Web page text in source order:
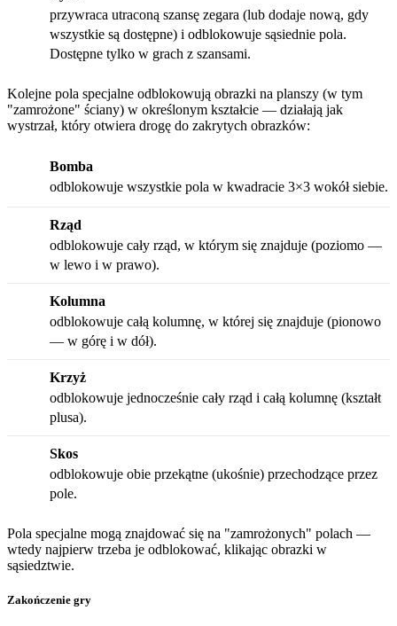
przywraca utraconą szansę zegara (lub dodaje nową, gdy
wszystkie są dostępne) i odblokowuje sąsiednie pola.
Dostępne tylko w grach z szansami.
Kolejne pola specjalne odblokowują obrazki na planszy (w tym
"zamrożone" ściany) w określonym kształcie — działają jak
wystrzał, który otwiera drogę do zakrytych obrazków:
Bomba
odblokowuje wszystkie pola w kwadracie 3×3 wokół siebie.
Rząd
odblokowuje cały rząd, w którym się znajduje (poziomo —
w lewo i w prawo).
Kolumna
odblokowuje całą kolumnę, w której się znajduje (pionowo
— w górę i w dół).
Krzyż
odblokowuje jednocześnie cały rząd i całą kolumnę (kształt
plusa).
Skos
odblokowuje obie przekątne (ukośnie) przechodzące przez
pole.
Pola specjalne mogą znajdować się na "zamrożonych" polach —
wtedy najpierw trzeba je odblokować, klikając obrazki w
sąsiedztwie.
Zakończenie gry